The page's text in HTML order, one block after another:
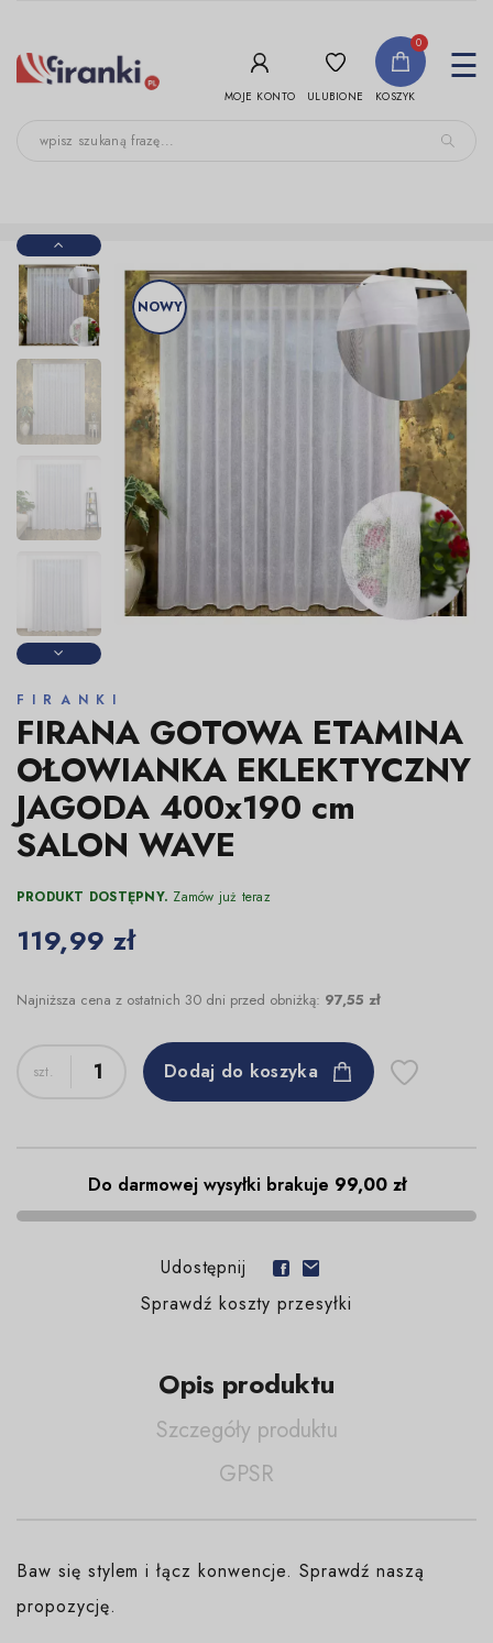
MOJE KONTO ULUBIONE
0
KOSZYK
☰
NOWY
FIRANKI
FIRANA GOTOWA ETAMINA
OŁOWIANKA EKLEKTYCZNY
JAGODA 400x190 cm
SALON WAVE
PRODUKT DOSTĘPNY. Zamów już teraz
119,99 zł
Najniższa cena z ostatnich 30 dni przed obniżką: 97,55 zł
Dodaj do koszyka
Do darmowej wysyłki brakuje 99,00 zł
Udostępnij
Sprawdź koszty przesyłki
Opis produktu
Szczegóły produktu
GPSR
Baw się stylem i łącz konwencje. Sprawdź naszą
propozycję.